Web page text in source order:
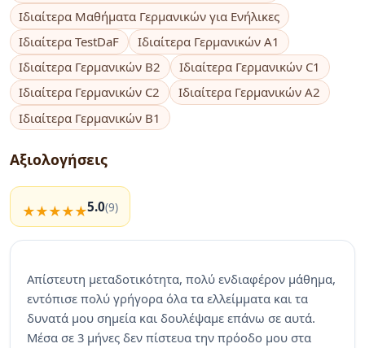
Ιδιαίτερα Μαθήματα Γερμανικών για Ενήλικες
Ιδιαίτερα TestDaF
Ιδιαίτερα Γερμανικών A1
Ιδιαίτερα Γερμανικών B2
Ιδιαίτερα Γερμανικών C1
Ιδιαίτερα Γερμανικών C2
Ιδιαίτερα Γερμανικών A2
Ιδιαίτερα Γερμανικών B1
Αξιολογήσεις
5.0(9)
Απίστευτη μεταδοτικότητα, πολύ ενδιαφέρον μάθημα,
εντόπισε πολύ γρήγορα όλα τα ελλείμματα και τα
δυνατά μου σημεία και δουλέψαμε επάνω σε αυτά.
Μέσα σε 3 μήνες δεν πίστευα την πρόοδο μου στα